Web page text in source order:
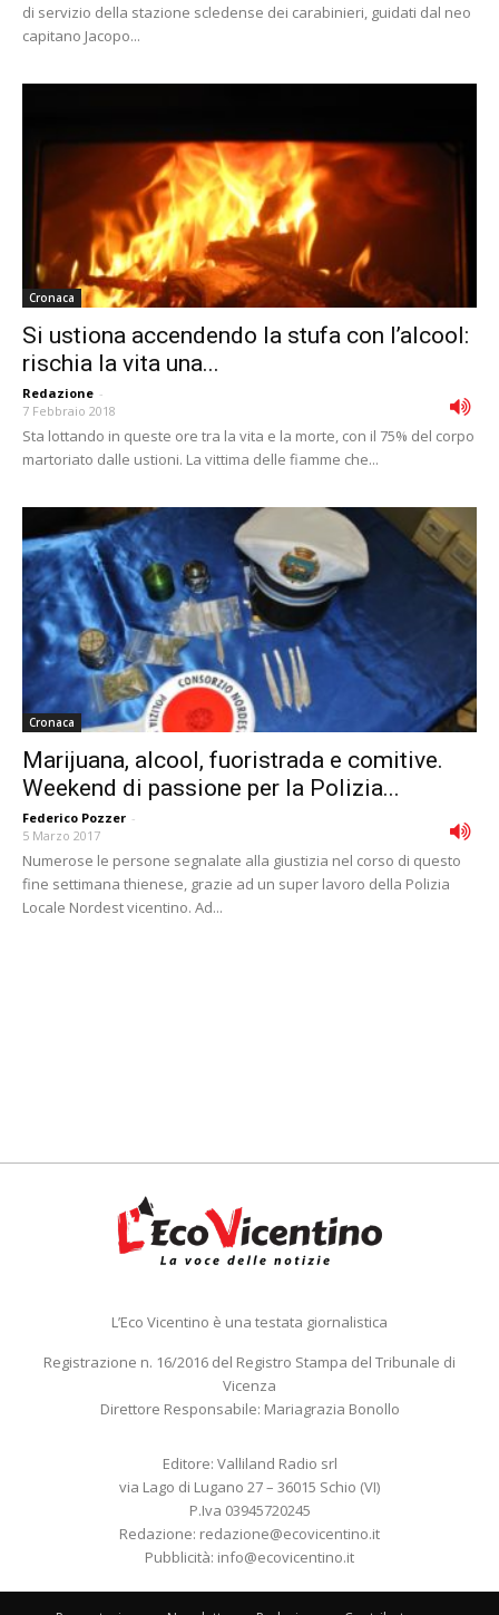
di servizio della stazione scledense dei carabinieri, guidati dal neo
capitano Jacopo...
Cronaca
Si ustiona accendendo la stufa con l’alcool:
rischia la vita una...
Redazione -
7 Febbraio 2018
Sta lottando in queste ore tra la vita e la morte, con il 75% del corpo
martoriato dalle ustioni. La vittima delle fiamme che...
Cronaca
Marijuana, alcool, fuoristrada e comitive.
Weekend di passione per la Polizia...
Federico Pozzer -
5 Marzo 2017
Numerose le persone segnalate alla giustizia nel corso di questo
fine settimana thienese, grazie ad un super lavoro della Polizia
Locale Nordest vicentino. Ad...
L’Eco Vicentino è una testata giornalistica
Registrazione n. 16/2016 del Registro Stampa del Tribunale di
Vicenza
Direttore Responsabile: Mariagrazia Bonollo
Editore: Valliland Radio srl
via Lago di Lugano 27 – 36015 Schio (VI)
P.Iva 03945720245
Redazione: redazione@ecovicentino.it
Pubblicità: info@ecovicentino.it